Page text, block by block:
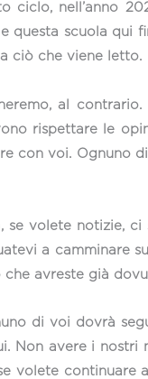
ciclo, nell’anno
questa scuola qui
ciò che viene letto.
al
rispettare le
con voi. Ognuno
se volete notizie,
a camminare
avreste già
di voi dovrà
Non avere i nostri
volete